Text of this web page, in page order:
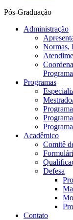
Pós-Graduação
Administração
Normas,
Programas
Acadêmico
Comitê
Defesa
Contato